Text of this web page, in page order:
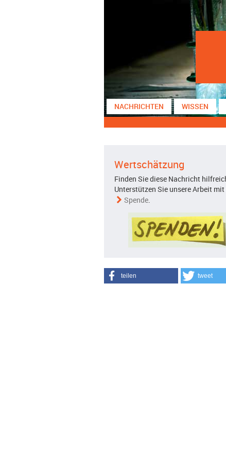
NACHRICHTEN WISSEN
Wertschätzung
Finden Sie diese Nachricht
Unterstützen Sie unsere Arbeit mit
Spende.
teilen tweet